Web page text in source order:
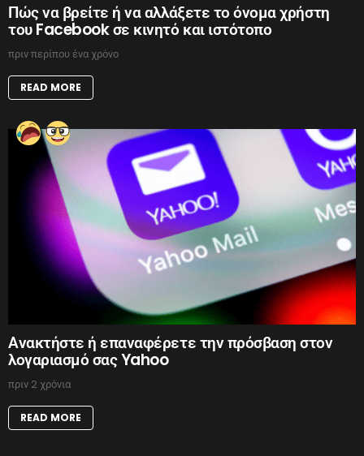
Πώς να βρείτε ή να αλλάξετε το όνομα χρήστη
του Facebook σε κινητό και ιστότοπο
πριν περίπου ένα χρόνο
READ MORE
Ανακτήστε ή επαναφέρετε την πρόσβαση στον
λογαριασμό σας Yahoo
πριν 2 χρόνια
READ MORE